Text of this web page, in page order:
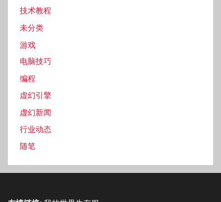
技术教程
未分类
游戏
电脑技巧
编程
虚幻引擎
虚幻新闻
行业动态
随笔